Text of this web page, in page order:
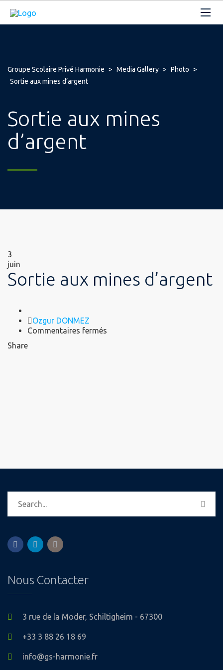
Groupe Scolaire Privé Harmonie > Media Gallery > Photo >
Sortie aux mines d’argent
Sortie aux mines
d’argent
3
juin
Sortie aux mines d’argent
Author
Ozgur DONMEZ
Commentaires fermés
Share
Nous Contacter
3 rue de la Moder, Schiltigheim - 67300
+33 3 88 26 18 69
info@gs-harmonie.fr